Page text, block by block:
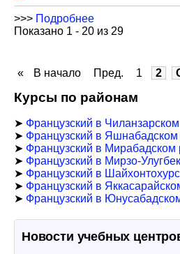
>>> Подробнее
Показано 1 - 20 из 29
« В начало Пред. 1 2
Курсы по районам
➤ Французский в
➤ Французский в
➤ Французский в Мирабадском
➤ Французский в Мирзо-
➤ Французский в
➤ Французский в
➤ Французский в
Новости учебных